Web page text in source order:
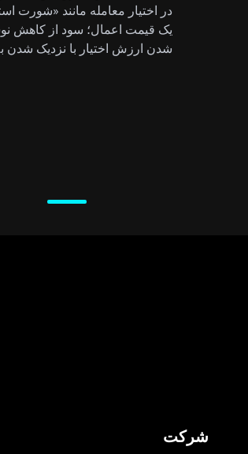
یک قیمت اعمال؛ سود از کاهش
شدن ارزش اختیار با نزدیک
شرکت